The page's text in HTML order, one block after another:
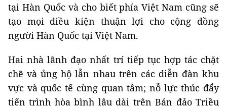
tại Hàn Quốc và cho biết phía Việt Nam cũng sẽ
tạo mọi điều kiện thuận lợi cho cộng đồng
người Hàn Quốc tại Việt Nam.
Hai nhà lãnh đạo nhất trí tiếp tục hợp tác chặt
chẽ và ủng hộ lẫn nhau trên các diễn đàn khu
vực và quốc tế cùng quan tâm; nỗ lực thúc đẩy
tiến trình hòa bình lâu dài trên Bán đảo Triều